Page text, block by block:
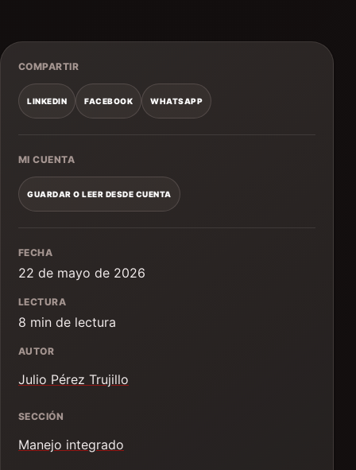
COMPARTIR
LINKEDIN FACEBOOK WHATSAPP
MI CUENTA
GUARDAR O LEER DESDE CUENTA
FECHA
22 de mayo de 2026
LECTURA
8 min de lectura
AUTOR
Julio Pérez Trujillo
SECCIÓN
Manejo integrado